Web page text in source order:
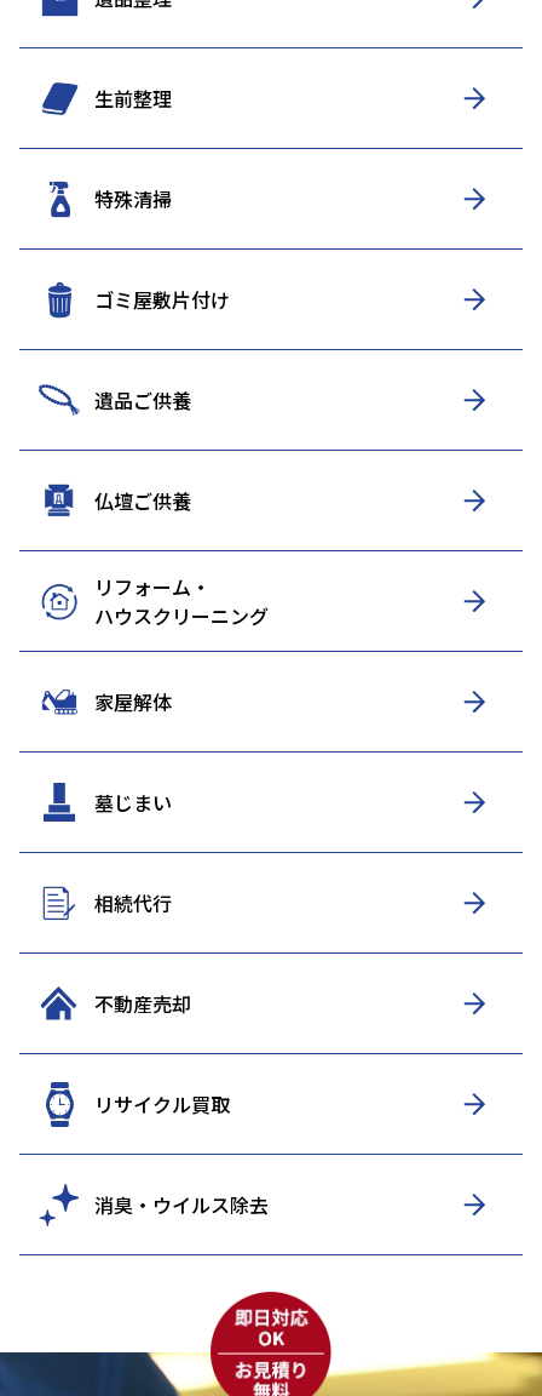
生前整理
特殊清掃
ゴミ屋敷片付け
遺品ご供養
仏壇ご供養
リフォーム・
ハウスクリーニング
家屋解体
墓じまい
相続代行
不動産売却
リサイクル買取
消臭・ウイルス除去